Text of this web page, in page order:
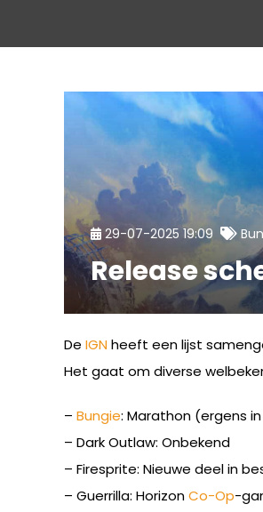
29-07-2025 19:09
Release
De IGN heeft een lijst
Het gaat om diverse
– Bungie: Marathon (ergens in
– Dark Outlaw: Onbekend
– Firesprite: Nieuwe deel in
– Guerrilla: HorizonCo-Op-